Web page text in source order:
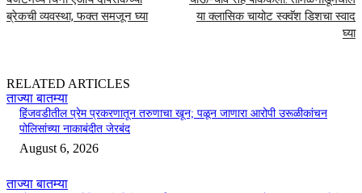
ब्रेकची व्यवस्था, फक्त समजून घ्या
या क्लासिक चायोट स्क्वॅश डिशचा स्वाद
घ्या
RELATED ARTICLES
ताज्या बातम्या
हिंजवडीतील प्रेम प्रकरणातून तरुणाचा खून; पळून जाणारा आरोपी उरूळीकांचन
पोलिसांच्या नाकाबंदीत जेरबंद
August 6, 2026
ताज्या बातम्या